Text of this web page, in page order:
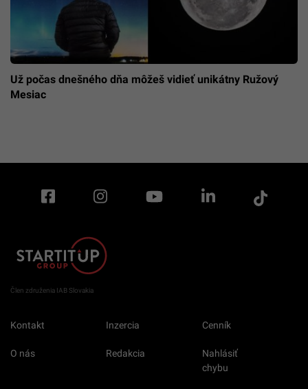
Už počas dnešného dňa môžeš vidieť unikátny Ružový
Mesiac
Člen združenia IAB Slovakia
Kontakt Inzercia Cenník
O nás Redakcia
Nahlásiť
chybu